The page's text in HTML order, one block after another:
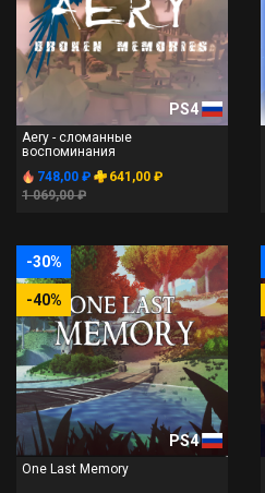
PS4
Aery - сломанные
воспоминания
748,00 ₽
641,00 ₽
1 069,00 ₽
-30%
-40%
PS4
One Last Memory